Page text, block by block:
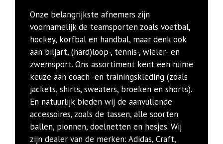
Onze belangrijkste afnemers zijn
voornamelijk de teamsporten zoals voetbal,
hockey, korfbal en handbal, maar denk ook
aan biljart, (hard)loop-, tennis-, wieler- en
zwemsport. Ons assortiment kent een ruime
keuze aan coach -en trainingskleding (zoals
jackets, shirts, sweaters, broeken en shorts).
En natuurlijk bieden wij de aanvullende
accessoires, zoals de tassen, alle soorten
ballen, pionnen, doelnetten en hesjes. Wij
zijn dealer van de merken: Adidas, Craft,